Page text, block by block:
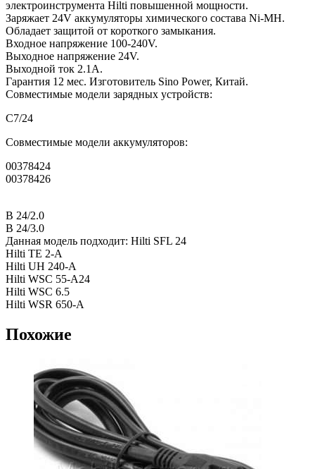
электроинструмента Hilti повышенной мощности.
Заряжает 24V аккумуляторы химического состава Ni-MH.
Обладает защитой от короткого замыкания.
Входное напряжение 100-240V.
Выходное напряжение 24V.
Выходной ток 2.1А.
Гарантия 12 мес. Изготовитель Sino Power, Китай.
Совместимые модели зарядных устройств:
C7/24
Совместимые модели аккумуляторов:
00378424
00378426
B 24/2.0
B 24/3.0
Данная модель подходит: Hilti SFL 24
Hilti TE 2-A
Hilti UH 240-A
Hilti WSC 55-A24
Hilti WSC 6.5
Hilti WSR 650-A
Похожие